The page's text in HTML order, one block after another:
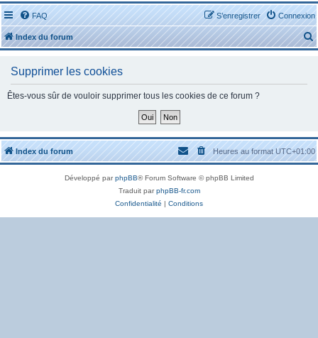
FAQ Connexion
S’enregistrer
Index du forum
e
c
h
Supprimer les cookies
Êtes-vous sûr de vouloir supprimer tous les cookies de ce forum ?
Index du forum Heures au formatUTC+01:00
Développé parphpBB® Forum Software © phpBB Limited
Traduit parphpBB-fr.com
Confidentialité | Conditions